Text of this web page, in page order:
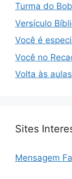
Turma do
Versículo
Você é
Você no
Volta às aulas
Sites
Mensagem